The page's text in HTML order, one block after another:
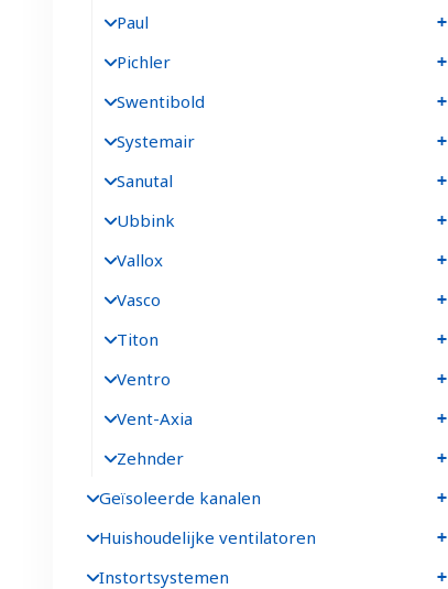
Paul
Pichler
Swentibold
Systemair
Sanutal
Ubbink
Vallox
Vasco
Titon
Ventro
Vent-Axia
Zehnder
Geïsoleerde kanalen
Huishoudelijke ventilatoren
Instortsystemen